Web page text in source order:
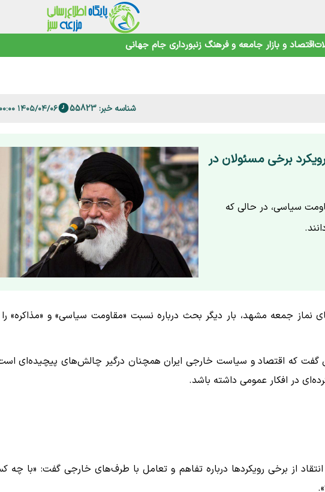
اقتصاد و بازار جامعه و فرهنگ زنبورداری جام جهانی
برای کودکان
پشت‌پرده خلیج فارس
محیط‌زیست و امنیت غذایی در عصر تغییرات اقلیمی
شناسه خبر: 55823 ۱۴۰۵/۰۴/۰۶ ۱۳:۰۰:۰۰
برخی مسئولان در
سیاسی، در حالی که
نماز جمعه مشهد، بار دیگر بحث درباره نسبت «مقاومت سیاسی» و «مذاکره»
گفت که اقتصاد و سیاست خارجی ایران همچنان درگیر چالش‌های پیچیده‌ای
در افکار عمومی داشته باشد.
از برخی رویکردها درباره تفاهم و تعامل با طرف‌های خارجی گفت: «با چه